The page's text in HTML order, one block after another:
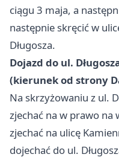
ciągu 3 maja, a
następnie skręcić w
Długosza.
Dojazd do ul.
(kierunek od strony
Na skrzyżowaniu z ul.
zjechać na w prawo na
zjechać na ulicę
dojechać do ul.